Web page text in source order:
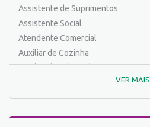
Assistente de Suprimentos
Assistente Social
Atendente Comercial
Auxiliar de Cozinha
Auxiliar de Laboratório
Auxiliar de Manutenção Predial
Auxiliar de Mecânica
VER MAIS